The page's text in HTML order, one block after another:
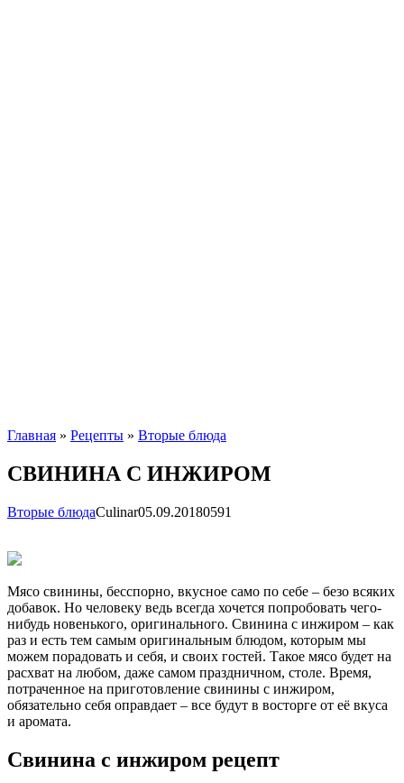
Главная » Рецепты » Вторые блюда
СВИНИНА С ИНЖИРОМ
Вторые блюдаСulinar05.09.20180591
Мясо свинины, бесспорно, вкусное само по себе – безо всяких
добавок. Но человеку ведь всегда хочется попробовать чего-
нибудь новенького, оригинального. Свинина с инжиром – как
раз и есть тем самым оригинальным блюдом, которым мы
можем порадовать и себя, и своих гостей. Такое мясо будет на
расхват на любом, даже самом праздничном, столе. Время,
потраченное на приготовление свинины с инжиром,
обязательно себя оправдает – все будут в восторге от её вкуса
и аромата.
Свинина с инжиром рецепт